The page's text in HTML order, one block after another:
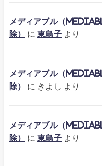
メディアブル（
除）
に 東鳥子 より
メディアブル（
除）
に きよし より
メディアブル（
除）
に 東鳥子 より